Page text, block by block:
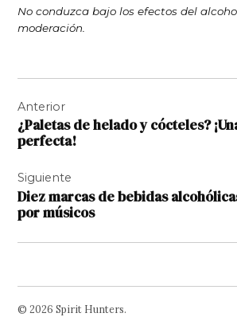
No conduzca bajo los efectos del
moderación.
de
entradas
Anterior
¿Paletas de helado y cócteles?
perfecta!
Siguiente
Diez marcas de bebidas
por músicos
© 2026 Spirit Hunters.